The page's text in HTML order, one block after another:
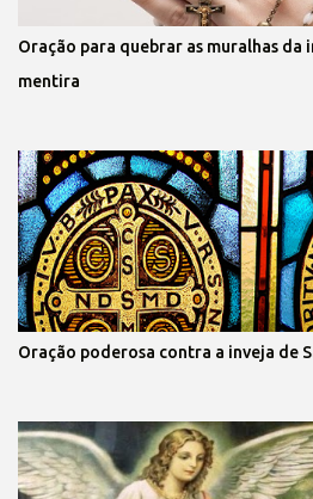
Oração para quebrar as muralhas da
mentira
Oração poderosa contra a inveja de